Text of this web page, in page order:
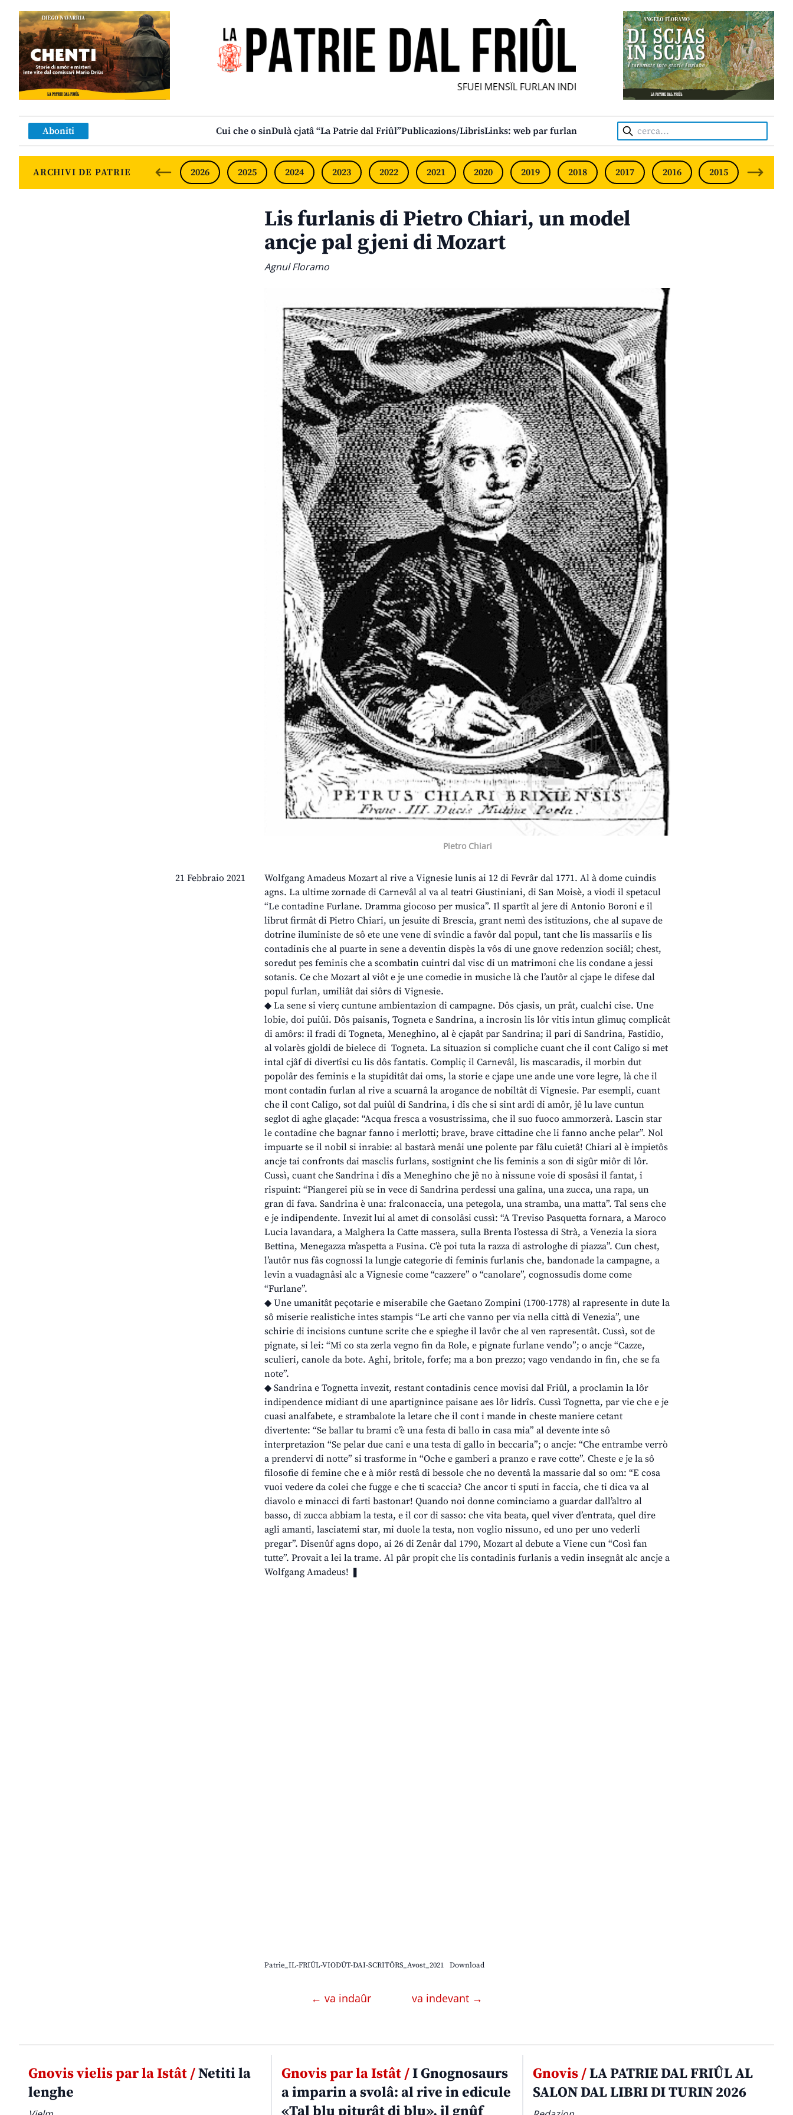
SFUEI MENSÎL FURLAN INDIPENDENT • INDEPENDENT FRIULIAN MONTHLY •
Aboniti Cui che o sinDulà cjatâ “La Patrie dal Friûl”Publicazions/LibrisLinks: web par furlan Cerca:
ARCHIVI DE PATRIE 2026 2025 2024 2023 2022 2021 2020 2019 2018 2017 2016 2015 2014
Lis furlanis di Pietro Chiari, un model
ancje pal gjeni di Mozart
Agnul Floramo
Pietro Chiari
21 Febbraio 2021
Wolfgang Amadeus Mozart al rive a Vignesie lunis ai 12 di Fevrâr dal 1771. Al à dome cuindis
agns. La ultime zornade di Carnevâl al va al teatri Giustiniani, di San Moisè, a viodi il spetacul
“Le contadine Furlane. Dramma giocoso per musica”. Il spartît al jere di Antonio Boroni e il
librut firmât di Pietro Chiari, un jesuite di Brescia, grant nemì des istituzions, che al supave de
dotrine iluministe de sô ete une vene di svindic a favôr dal popul, tant che lis massariis e lis
contadinis che al puarte in sene a deventin dispès la vôs di une gnove redenzion sociâl; chest,
soredut pes feminis che a scombatin cuintri dal visc di un matrimoni che lis condane a jessi
sotanis. Ce che Mozart al viôt e je une comedie in musiche là che l’autôr al cjape le difese dal
popul furlan, umiliât dai siôrs di Vignesie.
◆ La sene si vierç cuntune ambientazion di campagne. Dôs cjasis, un prât, cualchi cise. Une
lobie, doi puiûi. Dôs paisanis, Togneta e Sandrina, a incrosin lis lôr vitis intun glimuç complicât
di amôrs: il fradi di Togneta, Meneghino, al è cjapât par Sandrina; il pari di Sandrina, Fastidio,
al volarès gjoldi de bielece di Togneta. La situazion si compliche cuant che il cont Caligo si met
intal cjâf di divertîsi cu lis dôs fantatis. Compliç il Carnevâl, lis mascaradis, il morbin dut
popolâr des feminis e la stupiditât dai oms, la storie e cjape une ande une vore legre, là che il
mont contadin furlan al rive a scuarnâ la arogance de nobiltât di Vignesie. Par esempli, cuant
che il cont Caligo, sot dal puiûl di Sandrina, i dîs che si sint ardi di amôr, jê lu lave cuntun
seglot di aghe glaçade: “Acqua fresca a vosustrissima, che il suo fuoco ammorzerà. Lascin star
le contadine che bagnar fanno i merlotti; brave, brave cittadine che li fanno anche pelar”. Nol
impuarte se il nobil si inrabie: al bastarà menâi une polente par fâlu cuietâ! Chiari al è impietôs
ancje tai confronts dai masclis furlans, sostignint che lis feminis a son di sigûr miôr di lôr.
Cussì, cuant che Sandrina i dîs a Meneghino che jê no à nissune voie di sposâsi il fantat, i
rispuint: “Piangerei più se in vece di Sandrina perdessi una galina, una zucca, una rapa, un
gran di fava. Sandrina è una: fralconaccia, una petegola, una stramba, una matta”. Tal sens che
e je indipendente. Invezit lui al amet di consolâsi cussì: “A Treviso Pasquetta fornara, a Maroco
Lucia lavandara, a Malghera la Catte massera, sulla Brenta l’ostessa di Strà, a Venezia la siora
Bettina, Menegazza m’aspetta a Fusina. C’è poi tuta la razza di astrologhe di piazza”. Cun chest,
l’autôr nus fâs cognossi la lungje categorie di feminis furlanis che, bandonade la campagne, a
levin a vuadagnâsi alc a Vignesie come “cazzere” o “canolare”, cognossudis dome come
“Furlane”.
◆ Une umanitât peçotarie e miserabile che Gaetano Zompini (1700-1778) al rapresente in dute la
sô miserie realistiche intes stampis “Le arti che vanno per via nella città di Venezia”, une
schirie di incisions cuntune scrite che e spieghe il lavôr che al ven rapresentât. Cussì, sot de
pignate, si lei: “Mi co sta zerla vegno fin da Role, e pignate furlane vendo”; o ancje “Cazze,
sculieri, canole da bote. Aghi, britole, forfe; ma a bon prezzo; vago vendando in fin, che se fa
note”.
◆ Sandrina e Tognetta invezit, restant contadinis cence movisi dal Friûl, a proclamin la lôr
indipendence midiant di une apartignince paisane aes lôr lidrîs. Cussì Tognetta, par vie che e je
cuasi analfabete, e strambalote la letare che il cont i mande in cheste maniere cetant
divertente: “Se ballar tu brami c’è una festa di ballo in casa mia” al devente inte sô
interpretazion “Se pelar due cani e una testa di gallo in beccaria”; o ancje: “Che entrambe verrò
a prendervi di notte” si trasforme in “Oche e gamberi a pranzo e rave cotte”. Cheste e je la sô
filosofie di femine che e à miôr restâ di bessole che no deventâ la massarie dal so om: “E cosa
vuoi vedere da colei che fugge e che ti scaccia? Che ancor ti sputi in faccia, che ti dica va al
diavolo e minacci di farti bastonar! Quando noi donne cominciamo a guardar dall’altro al
basso, di zucca abbiam la testa, e il cor di sasso: che vita beata, quel viver d’entrata, quel dire
agli amanti, lasciatemi star, mi duole la testa, non voglio nissuno, ed uno per uno vederli
pregar”. Disenûf agns dopo, ai 26 di Zenâr dal 1790, Mozart al debute a Viene cun “Così fan
tutte”. Provait a lei la trame. Al pâr propit che lis contadinis furlanis a vedin insegnât alc ancje a
Wolfgang Amadeus! ❚
Patrie_IL-FRIÛL-VIODÛT-DAI-SCRITÔRS_Avost_2021 Download
← va indaûr va indevant →
Gnovis vielis par la Istât /Netiti la
lenghe
Gnovis par la Istât /I Gnognosaurs
a imparin a svolâ: al rive in edicule
«Tal blu piturât di blu», il gnûf
Gnovis /LA PATRIE DAL FRIÛL AL
SALON DAL LIBRI DI TURIN 2026